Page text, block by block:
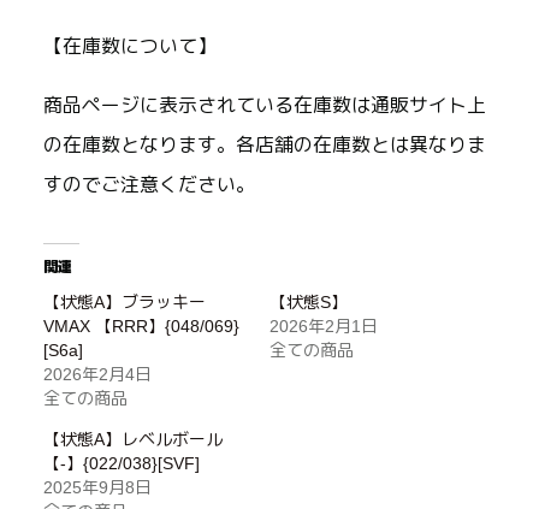
【在庫数について】
商品ページに表示されている在庫数は通販サイト上
の在庫数となります。各店舗の在庫数とは異なりま
すのでご注意ください。
関連
【状態A】ブラッキー
VMAX 【RRR】{048/069}
[S6a]
2026年2月4日
全ての商品
【状態S】
2026年2月1日
全ての商品
【状態A】レベルボール
【-】{022/038}[SVF]
2025年9月8日